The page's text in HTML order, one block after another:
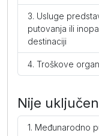
Usluge
putovanja ili
destinaciji
Troškove
Nije
Međunarodno